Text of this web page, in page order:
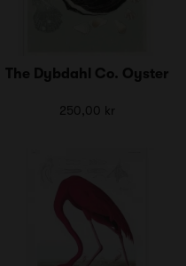
The Dybdahl Co. Oyster
250,00 kr